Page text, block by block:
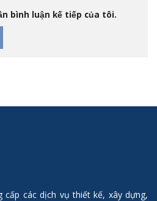
bình luận kế tiếp của tôi.
cấp các dịch vụ thiết kế, xây dựng,